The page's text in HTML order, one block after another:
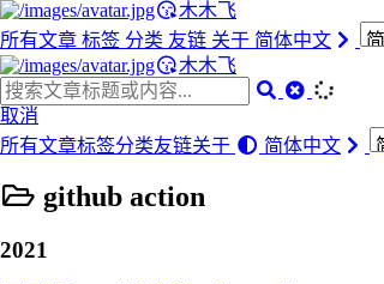
木木飞
所有文章 标签 分类 友链 关于 简体中文
木木飞
取消
所有文章标签分类友链关于 简体中文
github action
2021